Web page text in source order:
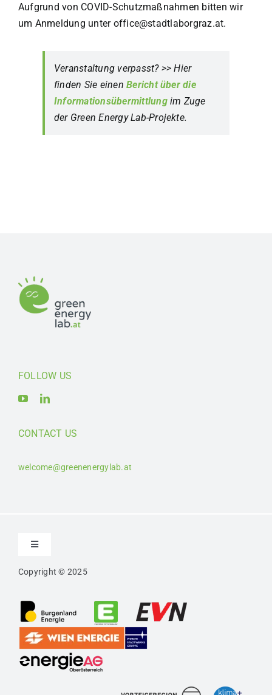
Aufgrund von COVID-Schutzmaßnahmen bitten wir
um Anmeldung unter office@stadtlaborgraz.at.
Veranstaltung verpasst? >> Hier
finden Sie einenBericht über die
Informationsübermittlungim Zuge
der Green Energy Lab-Projekte.
FOLLOW US
CONTACT US
welcome@greenenergylab.at
Toggle
Kontakt
Impressum
Datenschutz
Copyright © 2025